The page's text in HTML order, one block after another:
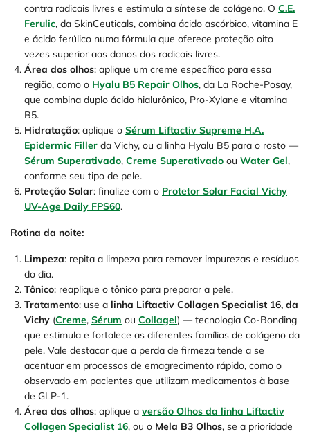
contra radicais livres e estimula a síntese de colágeno. O C.E.
Ferulic, da SkinCeuticals, combina ácido ascórbico, vitamina E
e ácido ferúlico numa fórmula que oferece proteção oito
vezes superior aos danos dos radicais livres.
Área dos olhos: aplique um creme específico para essa
região, como o Hyalu B5 Repair Olhos, da La Roche-Posay,
que combina duplo ácido hialurônico, Pro-Xylane e vitamina
B5.
Hidratação: aplique o Sérum Liftactiv Supreme H.A.
Epidermic Filler da Vichy, ou a linha Hyalu B5 para o rosto —
Sérum Superativado, Creme Superativado ou Water Gel,
conforme seu tipo de pele.
Proteção Solar: finalize com o Protetor Solar Facial Vichy
UV-Age Daily FPS60.
Rotina da noite:
Limpeza: repita a limpeza para remover impurezas e resíduos
do dia.
Tônico: reaplique o tônico para preparar a pele.
Tratamento: use a linha Liftactiv Collagen Specialist 16, da
Vichy (Creme, Sérum ou Collagel) — tecnologia Co-Bonding
que estimula e fortalece as diferentes famílias de colágeno da
pele. Vale destacar que a perda de firmeza tende a se
acentuar em processos de emagrecimento rápido, como o
observado em pacientes que utilizam medicamentos à base
de GLP-1.
Área dos olhos: aplique a versão Olhos da linha Liftactiv
Collagen Specialist 16, ou o Mela B3 Olhos, se a prioridade